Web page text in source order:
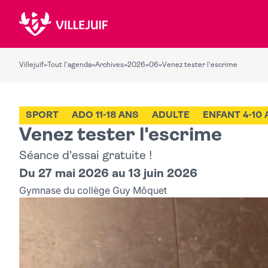
Villejuif» Tout l'agenda»Archives»2026»06»Venez tester l'escrime
Venez tester l'escrime
SPORT ADO 11-18 ANS ADULTE ENFANT 4-10
Séance d'essai gratuite !
Du 27 mai 2026 au 13 juin 2026
Gymnase du collège Guy Môquet